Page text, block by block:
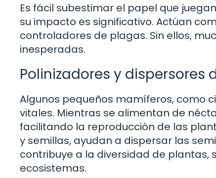
Es fácil subestimar el papel que
su impacto es significativo. Actúan
controladores de plagas. Sin ellos,
inesperadas.
Polinizadores y dispersores
Algunos pequeños mamíferos, como
vitales. Mientras se alimentan de
facilitando la reproducción de las
y semillas, ayudan a dispersar las
contribuye a la diversidad de plantas,
ecosistemas.